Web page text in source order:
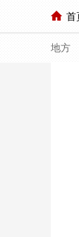
首
人民
直播
海外
地方